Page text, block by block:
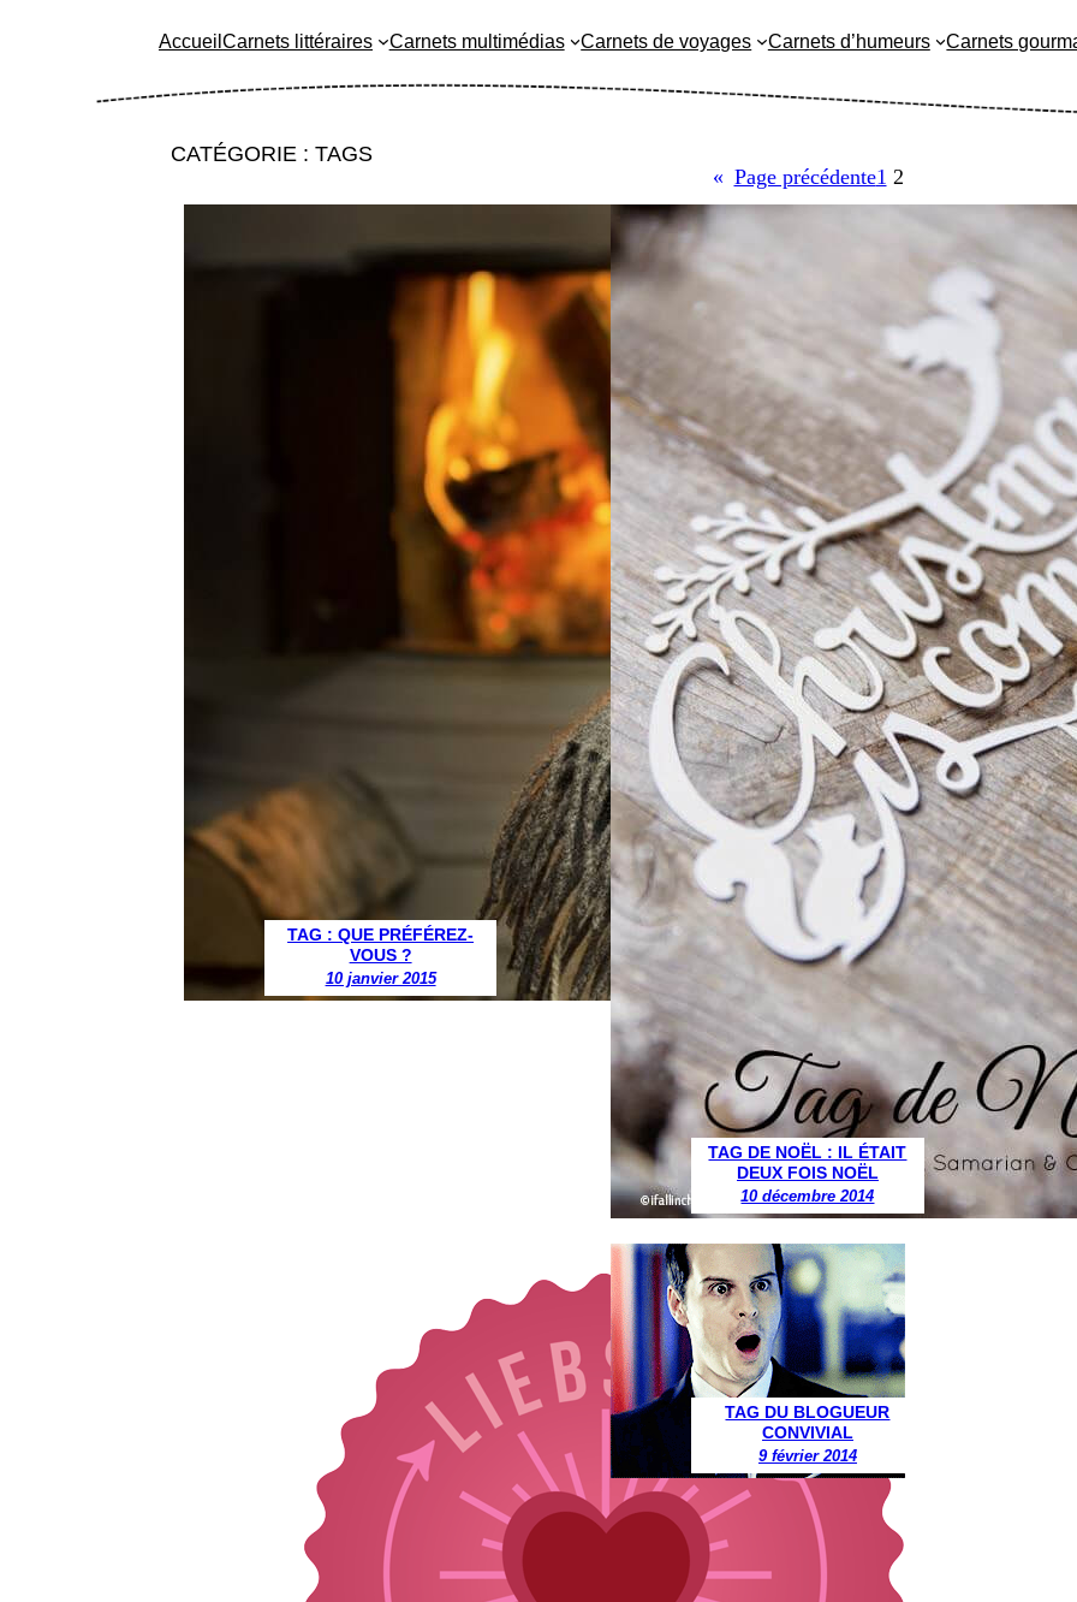
AccueilCarnets littéraires Carnets multimédias Carnets de voyages Carnets d’humeurs Carnets
CATÉGORIE :TAGS
« Page précédente1 2
TAG : QUE PRÉFÉREZ-
VOUS ?
10 janvier 2015
TAG DE NOËL : IL ÉTAIT
DEUX FOIS NOËL
10 décembre 2014
TAG DU BLOGUEUR
CONVIVIAL
9 février 2014